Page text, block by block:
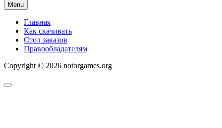
Menu
Главная
Как скачивать
Стол заказов
Правообладателям
Copyright © 2026 notorgames.org
Scroll